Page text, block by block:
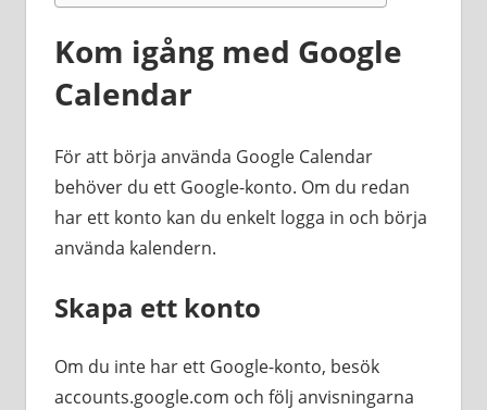
Kom igång med Google
Calendar
För att börja använda Google Calendar
behöver du ett Google-konto. Om du redan
har ett konto kan du enkelt logga in och börja
använda kalendern.
Skapa ett konto
Om du inte har ett Google-konto, besök
accounts.google.com och följ anvisningarna